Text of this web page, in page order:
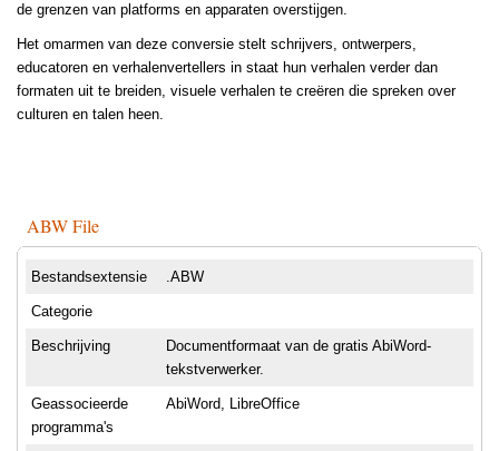
de grenzen van platforms en apparaten overstijgen.
Het omarmen van deze conversie stelt schrijvers, ontwerpers,
educatoren en verhalenvertellers in staat hun verhalen verder dan
formaten uit te breiden, visuele verhalen te creëren die spreken over
culturen en talen heen.
ABW File
Bestandsextensie .ABW
Categorie
Beschrijving
Documentformaat van de gratis AbiWord-
tekstverwerker.
Geassocieerde
programma's
AbiWord, LibreOffice